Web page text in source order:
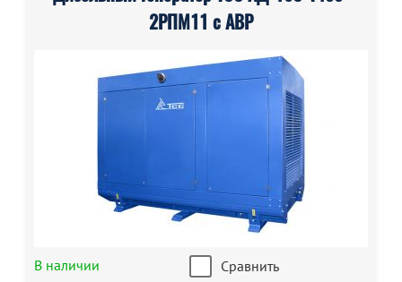
2РПМ11 с АВР
В наличии
Сравнить